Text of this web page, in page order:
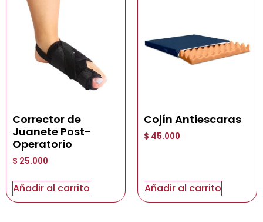
Corrector de
Juanete Post-
Operatorio
$ 25.000
Añadir al carrito
Cojín Antiescaras
$ 45.000
Añadir al carrito